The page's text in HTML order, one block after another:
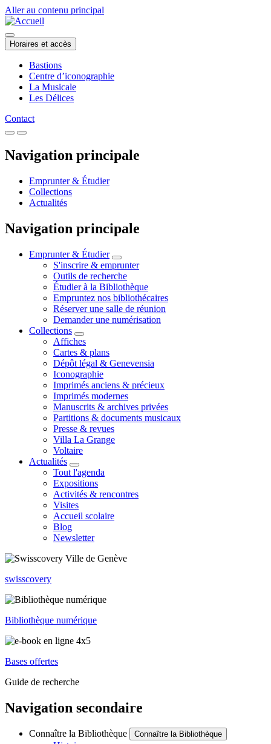
Aller au contenu principal
Horaires et accès
Bastions
Centre d’iconographie
La Musicale
Les Délices
Contact
Navigation principale
Emprunter & Étudier
Collections
Actualités
Navigation principale
Emprunter & Étudier
S'inscrire & emprunter
Outils de recherche
Étudier à la Bibliothèque
Empruntez nos bibliothécaires
Réserver une salle de réunion
Demander une numérisation
Collections
Affiches
Cartes & plans
Dépôt légal & Genevensia
Iconographie
Imprimés anciens & précieux
Imprimés modernes
Manuscrits & archives privées
Partitions & documents musicaux
Presse & revues
Villa La Grange
Voltaire
Actualités
Tout l'agenda
Expositions
Activités & rencontres
Visites
Accueil scolaire
Blog
Newsletter
swisscovery
Bibliothèque numérique
Bases offertes
Guide de recherche
Navigation secondaire
Connaître la Bibliothèque Connaître la Bibliothèque